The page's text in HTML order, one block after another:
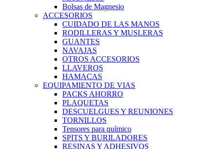
Bolsas de Magnesio
ACCESORIOS
CUIDADO DE LAS MANOS
RODILLERAS Y MUSLERAS
GUANTES
NAVAJAS
OTROS ACCESORIOS
LLAVEROS
HAMACAS
EQUIPAMIENTO DE VIAS
PACKS AHORRO
PLAQUETAS
DESCUELGUES Y REUNIONES
TORNILLOS
Tensores para químico
SPITS Y BURILADORES
RESINAS Y ADHESIVOS